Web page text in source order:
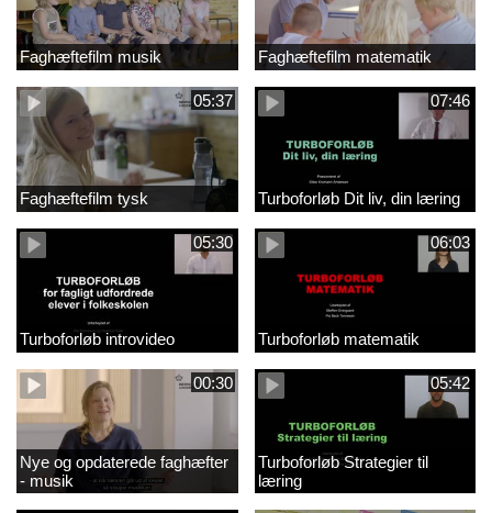
Faghæftefilm musik Faghæftefilm matematik
05:37
Faghæftefilm tysk
07:46
Turboforløb Dit liv, din læring
05:30
Turboforløb introvideo
06:03
Turboforløb matematik
00:30
Nye og opdaterede faghæfter
- musik
05:42
Turboforløb Strategier til
læring